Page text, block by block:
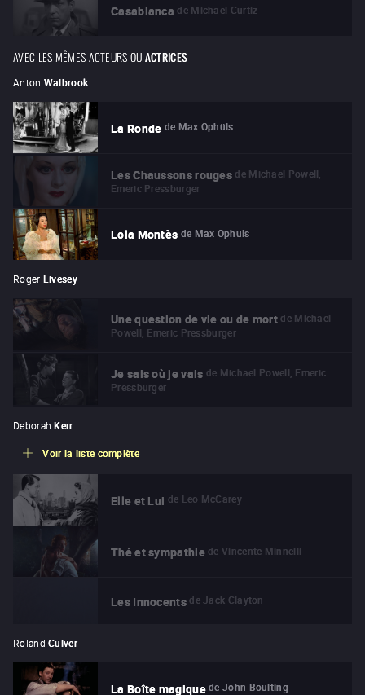
Casablanca de Michael Curtiz
AVEC LES MÊMES ACTEURS OUACTRICES
Anton Walbrook
La Ronde de Max Ophüls
Les Chaussons rouges de Michael Powell,
Emeric Pressburger
Lola Montès de Max Ophüls
Roger Livesey
Une question de vie ou de mort de Michael
Powell, Emeric Pressburger
Je sais où je vais de Michael Powell, Emeric
Pressburger
Deborah Kerr
Voir la liste complète
Elle et Lui de Leo McCarey
Thé et sympathie de Vincente Minnelli
Les Innocents de Jack Clayton
Roland Culver
La Boîte magique de John Boulting